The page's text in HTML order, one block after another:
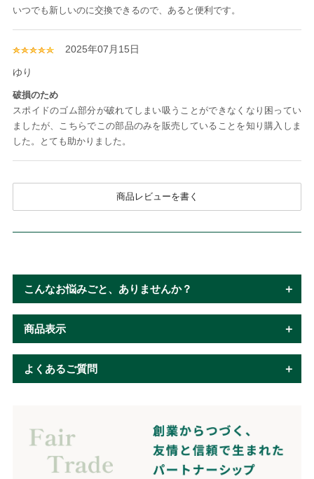
いつでも新しいのに交換できるので、あると便利です。
2025年07月15日
ゆり
破損のため
スポイドのゴム部分が破れてしまい吸うことができなくなり困ってい
ましたが、こちらでこの部品のみを販売していることを知り購入しま
した。とても助かりました。
商品レビューを書く
こんなお悩みごと、ありませんか？
商品表示
よくあるご質問